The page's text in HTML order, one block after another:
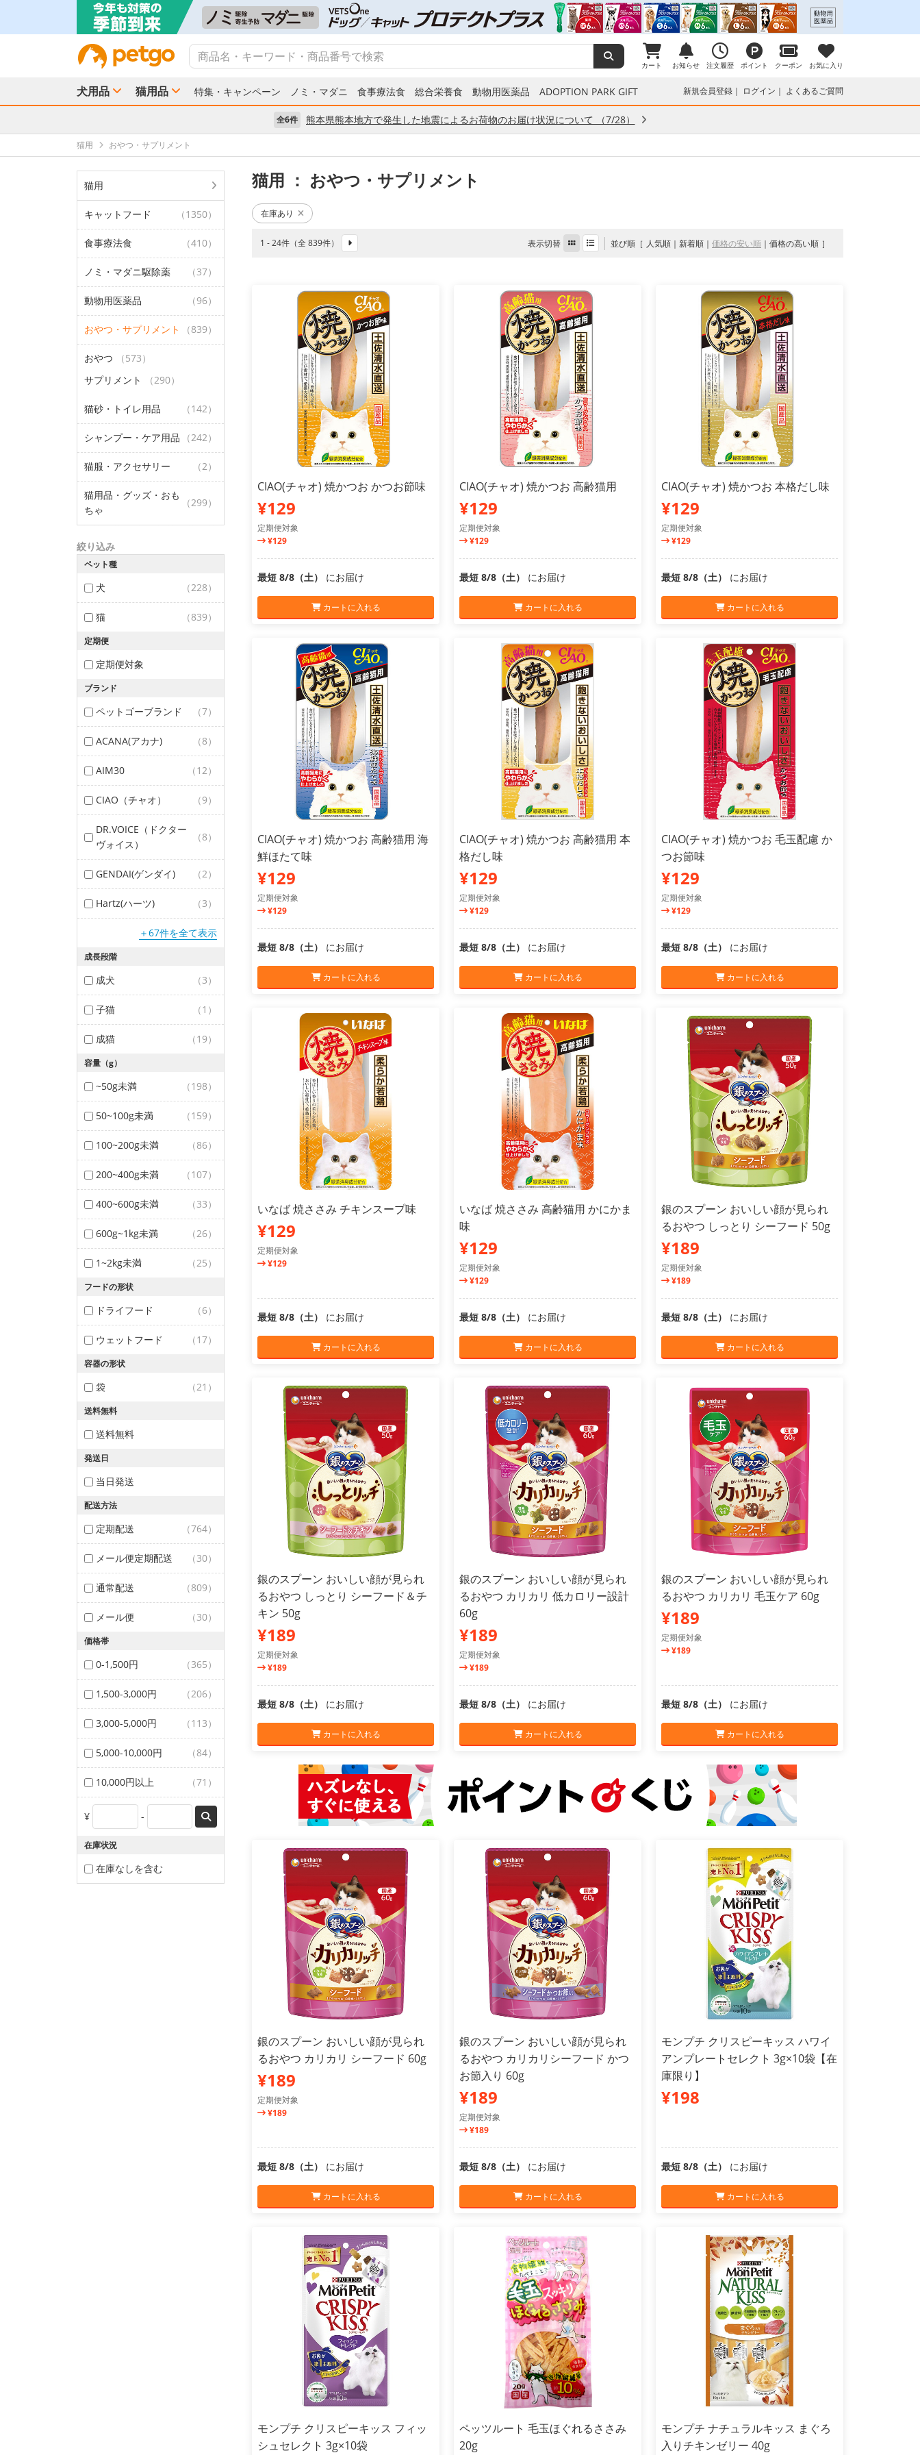
カート お知らせ 注文履歴 ポイント クーポン お気に入り
犬用品 猫用品 特集・キャンペーン ノミ・マダニ 食事療法食 総合栄養食 動物用医薬品 ADOPTION PARK GIFT 新規会員登録 ログイン よくあるご質問
全6件 熊本県熊本地方で発生した地震によるお荷物のお届け状況について （7/28）
猫用 おやつ・サプリメント
猫用
キャットフード （1350）
食事療法食 （410）
ノミ・マダニ駆除薬 （37）
動物用医薬品 （96）
おやつ・サプリメント （839）
おやつ
（573）
サプリメント
（290）
猫砂・トイレ用品 （142）
シャンプー・ケア用品 （242）
猫服・アクセサリー （2）
猫用品・グッズ・おも
ちゃ
（299）
絞り込み
ペット種
犬 （228）
猫 （839）
定期便
定期便対象
ブランド
ペットゴーブランド （7）
ACANA(アカナ) （8）
AIM30 （12）
CIAO（チャオ） （9）
DR.VOICE（ドクター
ヴォイス）
（8）
GENDAI(ゲンダイ) （2）
Hartz(ハーツ) （3）
＋67件を全て表示
成長段階
成犬 （3）
子猫 （1）
成猫 （19）
容量（g）
~50g未満 （198）
50~100g未満 （159）
100~200g未満 （86）
200~400g未満 （107）
400~600g未満 （33）
600g~1kg未満 （26）
1~2kg未満 （25）
フードの形状
ドライフード （6）
ウェットフード （17）
容器の形状
袋 （21）
送料無料
送料無料
発送日
当日発送
配送方法
定期配送 （764）
メール便定期配送 （30）
通常配送 （809）
メール便 （30）
価格帯
0-1,500円 （365）
1,500-3,000円 （206）
3,000-5,000円 （113）
5,000-10,000円 （84）
10,000円以上 （71）
¥ -
在庫状況
在庫なしを含む
猫用 ： おやつ・サプリメント
在庫あり
1 - 24件（全 839件） 表示切替 並び順 人気順 新着順 価格の安い順 価格の高い順
CIAO(チャオ) 焼かつお かつお節味
¥129
定期便対象
¥129
最短 8/8（土） にお届け
カートに入れる
CIAO(チャオ) 焼かつお 高齢猫用
¥129
定期便対象
¥129
最短 8/8（土） にお届け
カートに入れる
CIAO(チャオ) 焼かつお 本格だし味
¥129
定期便対象
¥129
最短 8/8（土） にお届け
カートに入れる
CIAO(チャオ) 焼かつお 高齢猫用 海
鮮ほたて味
¥129
定期便対象
¥129
最短 8/8（土） にお届け
カートに入れる
CIAO(チャオ) 焼かつお 高齢猫用 本
格だし味
¥129
定期便対象
¥129
最短 8/8（土） にお届け
カートに入れる
CIAO(チャオ) 焼かつお 毛玉配慮 か
つお節味
¥129
定期便対象
¥129
最短 8/8（土） にお届け
カートに入れる
いなば 焼ささみ チキンスープ味
¥129
定期便対象
¥129
最短 8/8（土） にお届け
カートに入れる
いなば 焼ささみ 高齢猫用 かにかま
味
¥129
定期便対象
¥129
最短 8/8（土） にお届け
カートに入れる
銀のスプーン おいしい顔が見られ
るおやつ しっとり シーフード 50g
¥189
定期便対象
¥189
最短 8/8（土） にお届け
カートに入れる
銀のスプーン おいしい顔が見られ
るおやつ しっとり シーフード＆チ
キン 50g
¥189
定期便対象
¥189
最短 8/8（土） にお届け
カートに入れる
銀のスプーン おいしい顔が見られ
るおやつ カリカリ 低カロリー設計
60g
¥189
定期便対象
¥189
最短 8/8（土） にお届け
カートに入れる
銀のスプーン おいしい顔が見られ
るおやつ カリカリ 毛玉ケア 60g
¥189
定期便対象
¥189
最短 8/8（土） にお届け
カートに入れる
銀のスプーン おいしい顔が見られ
るおやつ カリカリ シーフード 60g
¥189
定期便対象
¥189
最短 8/8（土） にお届け
カートに入れる
銀のスプーン おいしい顔が見られ
るおやつ カリカリシーフード かつ
お節入り 60g
¥189
定期便対象
¥189
最短 8/8（土） にお届け
カートに入れる
モンプチ クリスピーキッス ハワイ
アンプレートセレクト 3g×10袋【在
庫限り】
¥198
最短 8/8（土） にお届け
カートに入れる
モンプチ クリスピーキッス フィッ
シュセレクト 3g×10袋
ペッツルート 毛玉ほぐれるささみ
20g
モンプチ ナチュラルキッス まぐろ
入りチキンゼリー 40g